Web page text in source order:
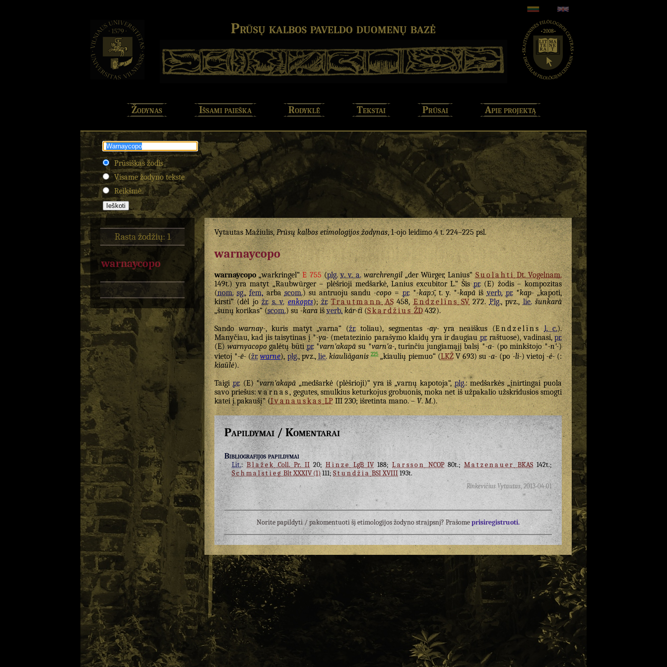
Prūsų kalbos paveldo duomenų bazė
Žodynas Išsami paieška Rodyklė Tekstai Prūsai Apie projektą
Prūsiškas žodis
Visame žodyno tekste
Reikšmė
Rasta žodžių: 1
warnaycopo
Vytautas Mažiulis,Prūsų kalbos etimologijos žodynas, 1-ojo leidimo 4 t. 224–225 psl.
warnaycopo
warnaycopo„warkringel“E 755(plg. v. v. a. warchrengil„der Würger, Lanius“SuolahtiDt. Vogelnam.
149t.) yra matyt „Raubwürger – plėšrioji medšarkė, Lanius excubitor L.“ Šispr.(E) žodis – kompozitas
(nom. sg.,fem.arbascom.) su antruoju sandu-copo= pr.*-kapɔ̄, t. y. *-kapāišverb. pr.*kap-„kapoti,
kirsti“ (dėl jožr. s. v. enkopts);žr. TrautmannAS458, EndzelīnsSV272. Plg., pvz.,lie. šunkarà
„šunų korikas“ (scom.) su-karaišverb. kár-ti(Skardžius ŽD432).
Sandowarnay-, kuris matyt „varna“ (žr.toliau), segmentas -ay-yra neaiškus (Endzelīns l. c.).
Manyčiau, kad jis taisytinas į *-ya-(metatezinio parašymo klaidų yra ir daugiaupr.raštuose), vadinasi,pr.
(E)warnyacopogalėtų būtipr.*varnʹakapāsu *varnʹa-, turinčiu jungiamąjį balsį *-a- (po minkštojo *-nʹ-)
vietoj *-ē-(žr. warne),plg., pvz.,lie. kiauliãganis 225„kiaulių piemuo“ (LKŽV 693) su-a-(po-li-) vietoj-ė-(:
kiaũlė).
Taigipr.(E) *varnʹakapā„medšarkė (plėšrioji)“ yra iš „varnų kapotoja“,plg.: medšarkės „įnirtingai puola
savo priešus:varnas, gegutes, smulkius keturkojus grobuonis, moka net iš užpakalio užskridusios smogti
katei į pakaušį“ (IvanauskasLPIII 230; išretinta mano. –V.M.).
Papildymai / Komentarai
Bibliografijos papildymai
Lit.:BlažekColl. Pr. II 20; HinzeLgB IV188; Larsson NCOP80t.;MatzenauerBKAS142t.;
Schmalstieg Blt XXXIV (1) 111;StundžiaBSI XVIII193t.
Rinkevičius Vytautas, 2013-04-01
Norite papildyti / pakomentuoti šį etimologijos žodyno straipsnį? Prašomeprisiregistruoti.